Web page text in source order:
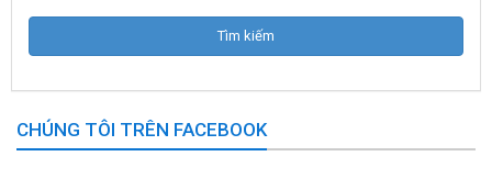
CHÚNG TÔI TRÊN FACEBOOK